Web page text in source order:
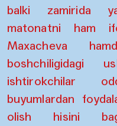
balki zamirida
matonatni ham
Maxacheva
boshchiligidagi
ishtirokchilar
buyumlardan
olish hisini